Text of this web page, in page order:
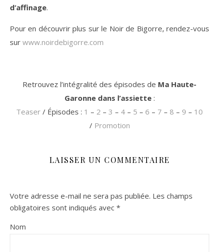
d’affinage.
Pour en découvrir plus sur le Noir de Bigorre, rendez-vous
sur www.noirdebigorre.com
Retrouvez l’intégralité des épisodes de Ma Haute-
Garonne dans l’assiette:
Teaser / Épisodes : 1 – 2 – 3 – 4 – 5 – 6 – 7 – 8 – 9 – 10
/ Promotion
LAISSER UN COMMENTAIRE
Votre adresse e-mail ne sera pas publiée. Les champs
obligatoires sont indiqués avec *
Nom